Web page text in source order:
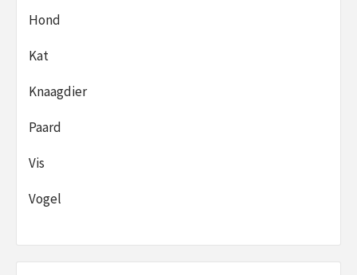
Hond
Kat
Knaagdier
Paard
Vis
Vogel